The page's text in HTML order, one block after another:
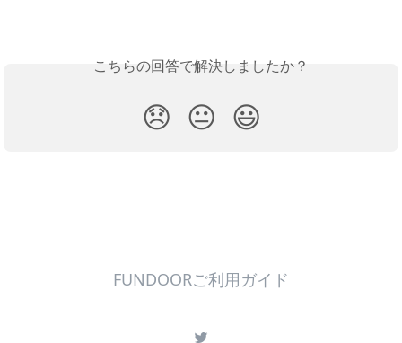
こちらの回答で解決しましたか？
😞 😐 😃
FUNDOORご利用ガイド